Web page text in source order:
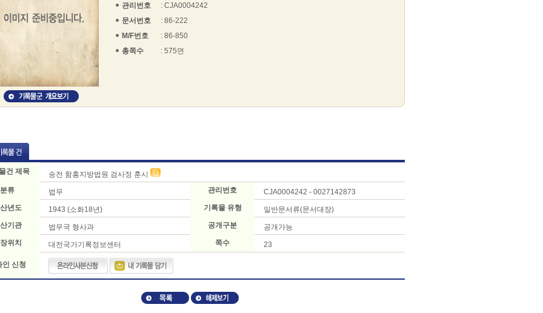
관리번호
: CJA0004242
문서번호
: 86-222
M/F번호
: 86-850
총쪽수
: 575면
건 제목
송전 함흥지방법원 검사정 훈시
분류
법무 관리번호
CJA0004242 - 0027142873
년도
1943 (소화18년) 기록물 유형
일반문서류(문서대장)
기관
법무국 형사과 공개구분
공개가능
위치
대전국가기록정보센터 쪽수 23
인 신청